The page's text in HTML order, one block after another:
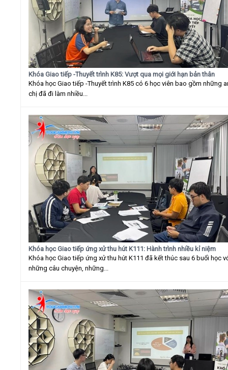
Khóa Giao tiếp -Thuyết trình K85: Vượt qua mọi giới hạn bản thân
Khóa học Giao tiếp -Thuyết trình K85 có 6 học viên bao gồm những
chị đã đi làm nhiều...
Khóa học Giao tiếp ứng xử thu hút K111: Hành trình nhiều kỉ niệm
Khóa học Giao tiếp ứng xử thu hút K111 đã kết thúc sau 6 buổi học
những câu chuyện, những...